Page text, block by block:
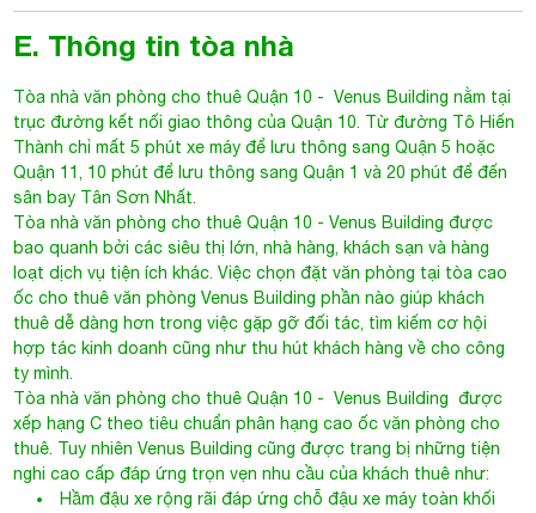
E. Thông tin tòa nhà
Tòa nhà văn phòng cho thuê Quận 10 - Venus Building nằm tại
trục đường kết nối giao thông của Quận 10. Từ đường Tô Hiến
Thành chỉ mất 5 phút xe máy để lưu thông sang Quận 5 hoặc
Quận 11, 10 phút để lưu thông sang Quận 1 và 20 phút để đến
sân bay Tân Sơn Nhất.
Tòa nhà văn phòng cho thuê Quận 10 - Venus Building được
bao quanh bởi các siêu thị lớn, nhà hàng, khách sạn và hàng
loạt dịch vụ tiện ích khác. Việc chọn đặt văn phòng tại tòa cao
ốc cho thuê văn phòng Venus Building phần nào giúp khách
thuê dễ dàng hơn trong việc gặp gỡ đối tác, tìm kiếm cơ hội
hợp tác kinh doanh cũng như thu hút khách hàng về cho công
ty mình.
Tòa nhà văn phòng cho thuê Quận 10 - Venus Building được
xếp hạng C theo tiêu chuẩn phân hạng cao ốc văn phòng cho
thuê. Tuy nhiên Venus Building cũng được trang bị những tiện
nghi cao cấp đáp ứng trọn vẹn nhu cầu của khách thuê như:
Hầm đậu xe rộng rãi đáp ứng chỗ đậu xe máy toàn khối